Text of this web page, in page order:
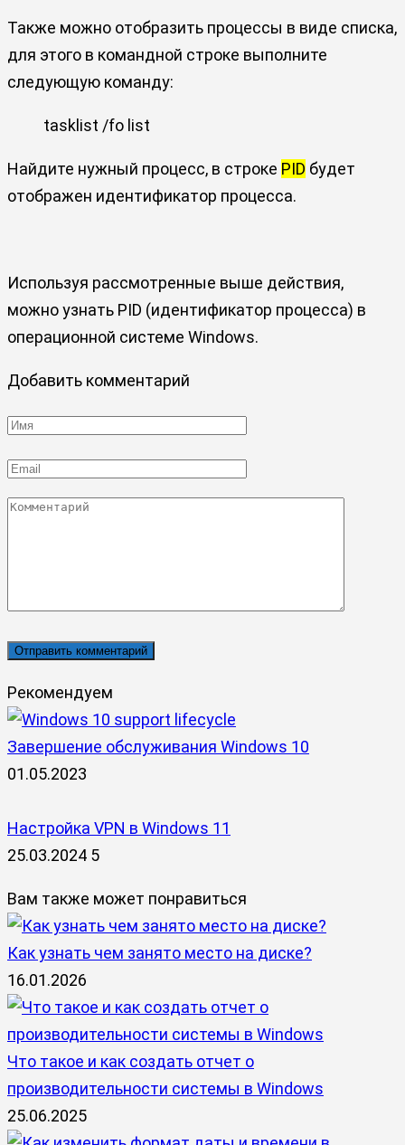
Также можно отобразить процессы в виде списка,
для этого в командной строке выполните
следующую команду:
tasklist /fo list
Найдите нужный процесс, в строке PID будет
отображен идентификатор процесса.
Используя рассмотренные выше действия,
можно узнать PID (идентификатор процесса) в
операционной системе Windows.
Добавить комментарий
Имя
Email
*
Комментарий
Рекомендуем
Завершение обслуживания Windows 10
01.05.2023
Настройка VPN в Windows 11
25.03.2024 5
Вам также может понравиться
Как узнать чем занято место на диске?
16.01.2026
Что такое и как создать отчет о
производительности системы в Windows
25.06.2025